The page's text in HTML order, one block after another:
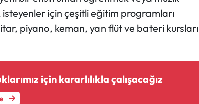
için çeşitli eğitim programları
piyano, keman, yan flüt ve bateri kursları
için kararlılıkla çalışacağız